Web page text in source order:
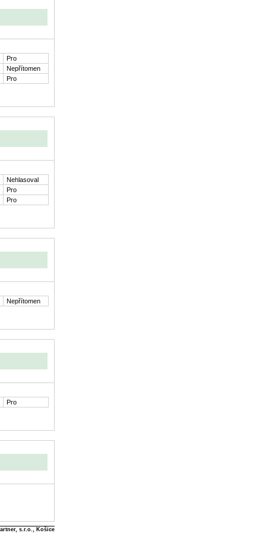
Pro
Nepřítomen
Pro
Nehlasoval
Pro
Pro
Nepřítomen
Pro
s.r.o., Košice